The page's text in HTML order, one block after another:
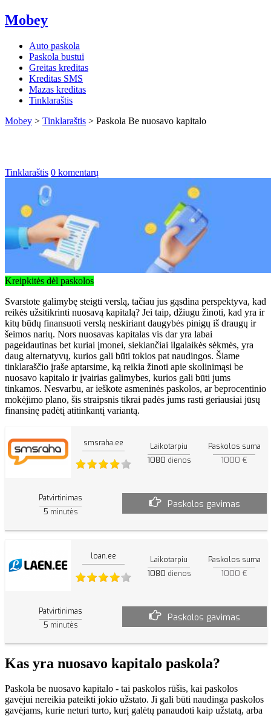
Mobey
Auto paskola
Paskola bustui
Greitas kreditas
Kreditas SMS
Mazas kreditas
Tinklaraštis
Mobey > Tinklaraštis > Paskola Be nuosavo kapitalo
Tinklaraštis 0 komentarų
Kreipkitės dėl paskolos
Svarstote galimybę steigti verslą, tačiau jus gąsdina perspektyva, kad
reikės užsitikrinti nuosavą kapitalą? Jei taip, džiugu žinoti, kad yra ir
kitų būdų finansuoti verslą neskiriant daugybės pinigų iš draugų ir
šeimos narių. Nors nuosavas kapitalas vis dar yra labai
pageidautinas bet kuriai įmonei, siekiančiai ilgalaikės sėkmės, yra
daug alternatyvų, kurios gali būti tokios pat naudingos. Šiame
tinklaraščio įraše aptarsime, ką reikia žinoti apie skolinimąsi be
nuosavo kapitalo ir įvairias galimybes, kurios gali būti jums
tinkamos. Nesvarbu, ar ieškote asmeninės paskolos, ar beprocentinio
mokėjimo plano, šis straipsnis tikrai padės jums rasti geriausiai jūsų
finansinę padėtį atitinkantį variantą.
smsraha.ee Laikotarpiu
1080 dienos
Paskolos suma
1000 €
Patvirtinimas
5 minutės
Paskolos gavimas
loan.ee Laikotarpiu
1080 dienos
Paskolos suma
1000 €
Patvirtinimas
5 minutės
Paskolos gavimas
Kas yra nuosavo kapitalo paskola?
Paskola be nuosavo kapitalo - tai paskolos rūšis, kai paskolos
gavėjui nereikia pateikti jokio užstato. Ji gali būti naudinga paskolos
gavėjams, kurie neturi turto, kurį galėtų panaudoti kaip užstatą, arba